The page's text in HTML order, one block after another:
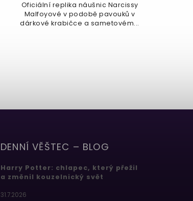
Oficiální replika náušnic Narcissy
Malfoyové v podobě pavouků v
dárkové krabičce a sametovém...
DENNÍ VĚŠTEC – BLOG
Harry Potter: chlapec, který přežil
a změnil kouzelnický svět
31.7.2026